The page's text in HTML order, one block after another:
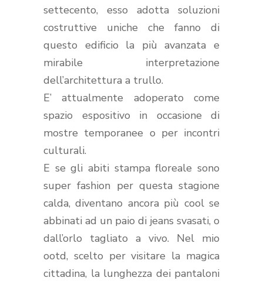
settecento, esso adotta soluzioni
costruttive uniche che fanno di
questo edificio la più avanzata e
mirabile interpretazione
dell’architettura a trullo.
E’ attualmente adoperato come
spazio espositivo in occasione di
mostre temporanee o per incontri
culturali.
E se gli abiti stampa floreale sono
super fashion per questa stagione
calda, diventano ancora più cool se
abbinati ad un paio di jeans svasati, o
dall’orlo tagliato a vivo. Nel mio
ootd, scelto per visitare la magica
cittadina, la lunghezza dei pantaloni